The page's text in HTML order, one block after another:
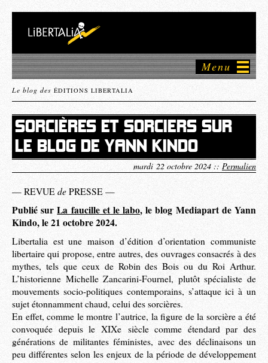
Menu
Le blog des ÉDITIONS LIBERTALIA
SORCIÈRES ET SORCIERS SUR
LE BLOG DE YANN KINDO
mardi 22 octobre 2024 :: Permalien
— REVUE de PRESSE —
Publié surLa faucille et le labo, le blog Mediapart de Yann
Kindo, le 21 octobre 2024.
Libertalia est une maison d’édition d’orientation communiste
libertaire qui propose, entre autres, des ouvrages consacrés à des
mythes, tels que ceux de Robin des Bois ou du Roi Arthur.
L’historienne Michelle Zancarini-Fournel, plutôt spécialiste de
mouvements socio-politiques contemporains, s’attaque ici à un
sujet étonnamment chaud, celui des sorcières.
En effet, comme le montre l’autrice, la figure de la sorcière a été
convoquée depuis le XIXe siècle comme étendard par des
générations de militantes féministes, avec des déclinaisons un
peu différentes selon les enjeux de la période de développement